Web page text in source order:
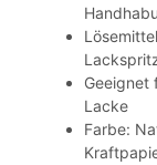
Geeignet
Lacke
Farbe: